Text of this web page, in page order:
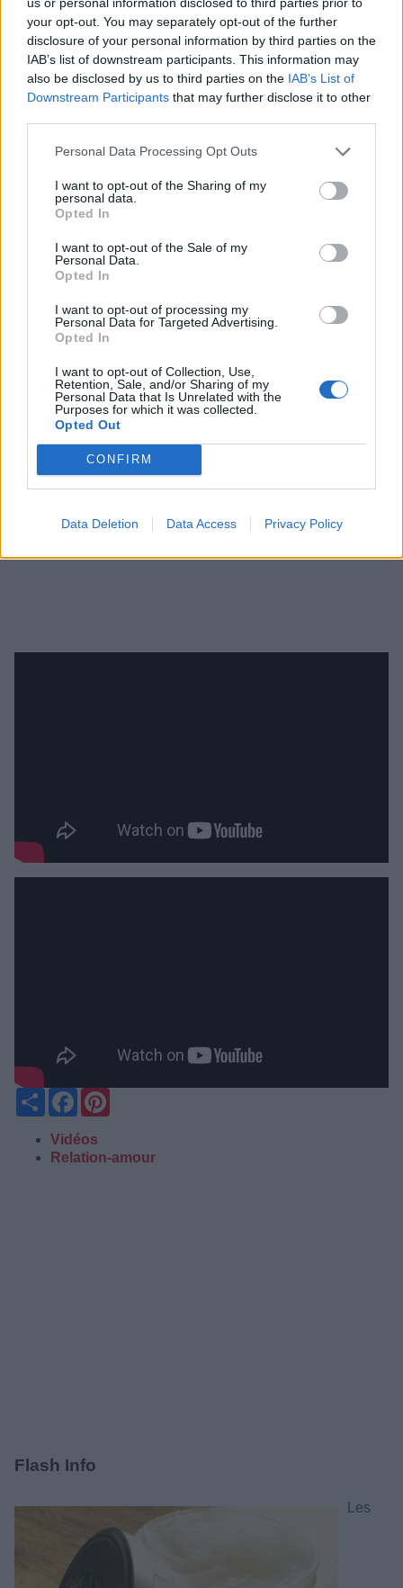
your opt-out. You may separately opt-out of the further
disclosure of your personal information by third parties on the
IAB’s list of downstream participants. This information may
also be disclosed by us to third parties on the IAB’s List of
Downstream Participants that may further disclose it to other
Personal Data Processing Opt Outs
I want to opt-out of the Sharing of my
personal data.
Opted In
I want to opt-out of the Sale of my
Personal Data.
Opted In
I want to opt-out of processing my
Personal Data for Targeted Advertising.
Opted In
I want to opt-out of Collection, Use,
Retention, Sale, and/or Sharing of my
Personal Data that Is Unrelated with the
Purposes for which it was collected.
Opted Out
CONFIRM
Data Deletion Data Access Privacy Policy
Les personnes évoluent naturellement tout au long de leur
vie, et les séparations sont souvent des moments de
transition. Les changements qui en résultent font partie du
processus naturel de la vie.
Il est essentiel de respecter le processus individuel de
signifie des changements importants. La communication
maintenir des relations respectueuses en période de
séparation.
PartagerFacebook
Vidéos
Relation-amour
Flash Info
Les